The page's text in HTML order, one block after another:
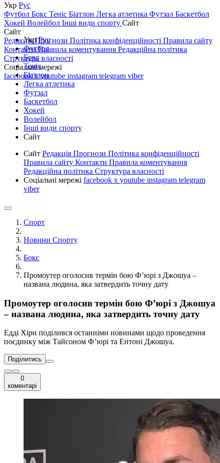
Укр Рус
Футбол Бокс Теніс Біатлон Легка атлетика Футзал Баскетбол
Хокей Волейбол Інші види спорту Сайт
Сайт
РедакціяПрогнози Політика конфіденційності Правила сайту
КонтактиПравила коментування Редакційна політика
Структура власності
Соціальні мережі
facebookxyoutube instagram telegram viber
УкрРус
Футбол
Бокс
Теніс
Біатлон
Легка атлетика
Футзал
Баскетбол
Хокей
Волейбол
Інші види спорту
Сайт
Сайт Редакція Прогнози Політика конфіденційності
Правила сайту Контакти Правила коментування
Редакційна політика Структура власності
Соціальні мережі facebook x youtube instagram telegram
viber
Спорт
Новини Спорту
Бокс
Промоутер оголосив термін бою Ф’юрі з Джошуа –
названа людина, яка затвердить точну дату
Промоутер оголосив термін бою Ф’юрі з Джошуа
– названа людина, яка затвердить точну дату
Едді Хірн поділився останніми новинами щодо проведення
поєдинку між Тайсоном Ф’юрі та Ентоні Джошуа.
Поділитись
0
коментарі